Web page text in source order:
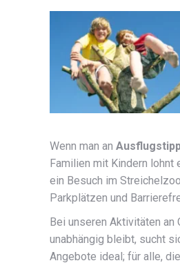
Wenn man an
Familien mit Kindern lohnt
ein Besuch im
Parkplätzen und
Bei unseren Aktivitäten an
unabhängig bleibt, sucht
Angebote ideal; für alle,